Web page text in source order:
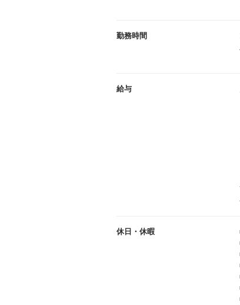
勤務時間
給与
休日・休暇